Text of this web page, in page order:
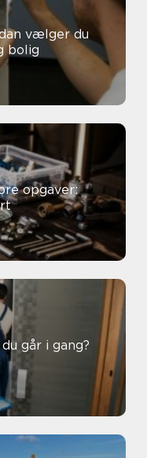
bolig
opgaver:
du går i gang?